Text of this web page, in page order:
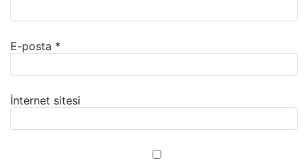
E-posta *
İnternet sitesi